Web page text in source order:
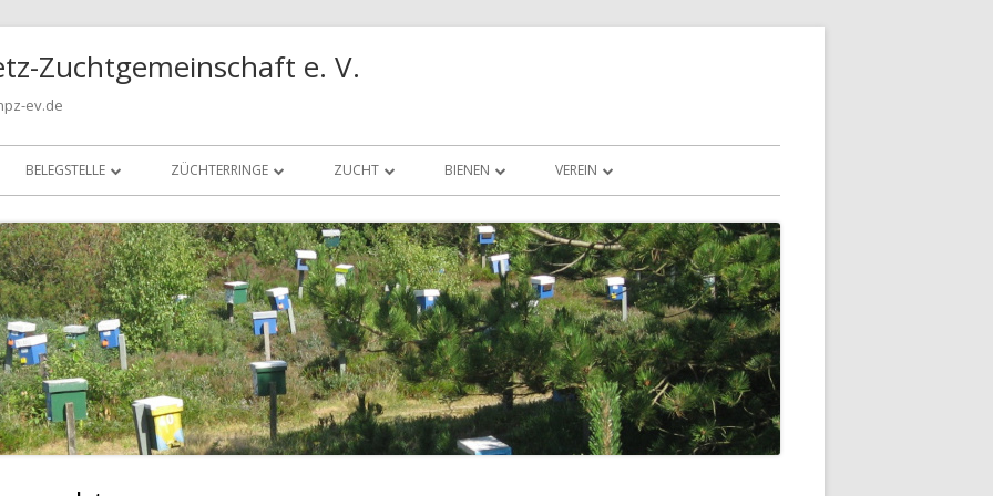
Zuchtgemeinschaft e. V.
ev.de
BELEGSTELLE
BELEGSTELLENGRENZE
INSELBELEGSTELLE
INSELBELEGSTELLE IM FILM
BELEGSTELLENORDNUNG
BETREUUNG INSELBELEGSTELLE
ZÜCHTERRINGE
KIEL
HIMMEL
ZUCHT
ZUCHTPHILOSOPHIE
ZUCHTMETHODEN
LEXIKON FACHAUSDRÜCKE
CARNICA-ZUCHT IM NORDEN
LEISTUNGSPRÜFUNG
BIENEN
IM KREISLAUF DER NATUR
VEREIN
VORSTAND & VEREIN
NORDDEUTSCHE PESCHETZ-
ZUCHTGEMEINSCHAFT E. V.
KONTAKT
DOWNLOAD